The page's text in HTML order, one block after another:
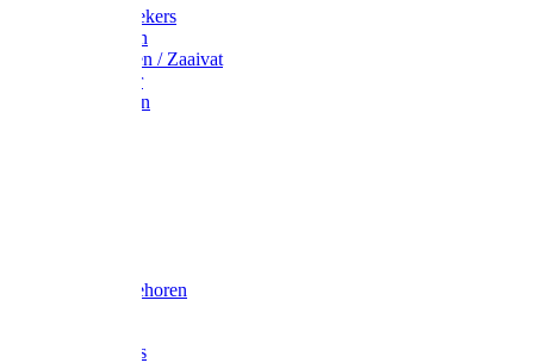
Graskantstekers
Verticuteren
Strooiwagen / Zaaivat
Grasmaaier
Grasscharen
Slede toebehoren
Composters